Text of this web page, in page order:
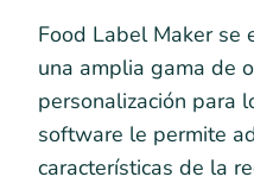
Food Label Maker se
una amplia gama de
personalización para
software le permite
características de la